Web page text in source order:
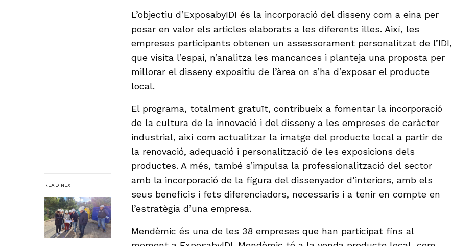
READ NEXT
L’objectiu d’ExposabyIDI és la incorporació del disseny com a eina per
posar en valor els articles elaborats a les diferents illes. Així, les
empreses participants obtenen un assessorament personalitzat de l’IDI,
que visita l’espai, n’analitza les mancances i planteja una proposta per
millorar el disseny expositiu de l’àrea on s’ha d’exposar el producte
local.
El programa, totalment gratuït, contribueix a fomentar la incorporació
de la cultura de la innovació i del disseny a les empreses de caràcter
industrial, així com actualitzar la imatge del producte local a partir de
la renovació, adequació i personalització de les exposicions dels
productes. A més, també s’impulsa la professionalització del sector
amb la incorporació de la figura del dissenyador d’interiors, amb els
seus beneficis i fets diferenciadors, necessaris i a tenir en compte en
l’estratègia d’una empresa.
Mendèmic és una de les 38 empreses que han participat fins al